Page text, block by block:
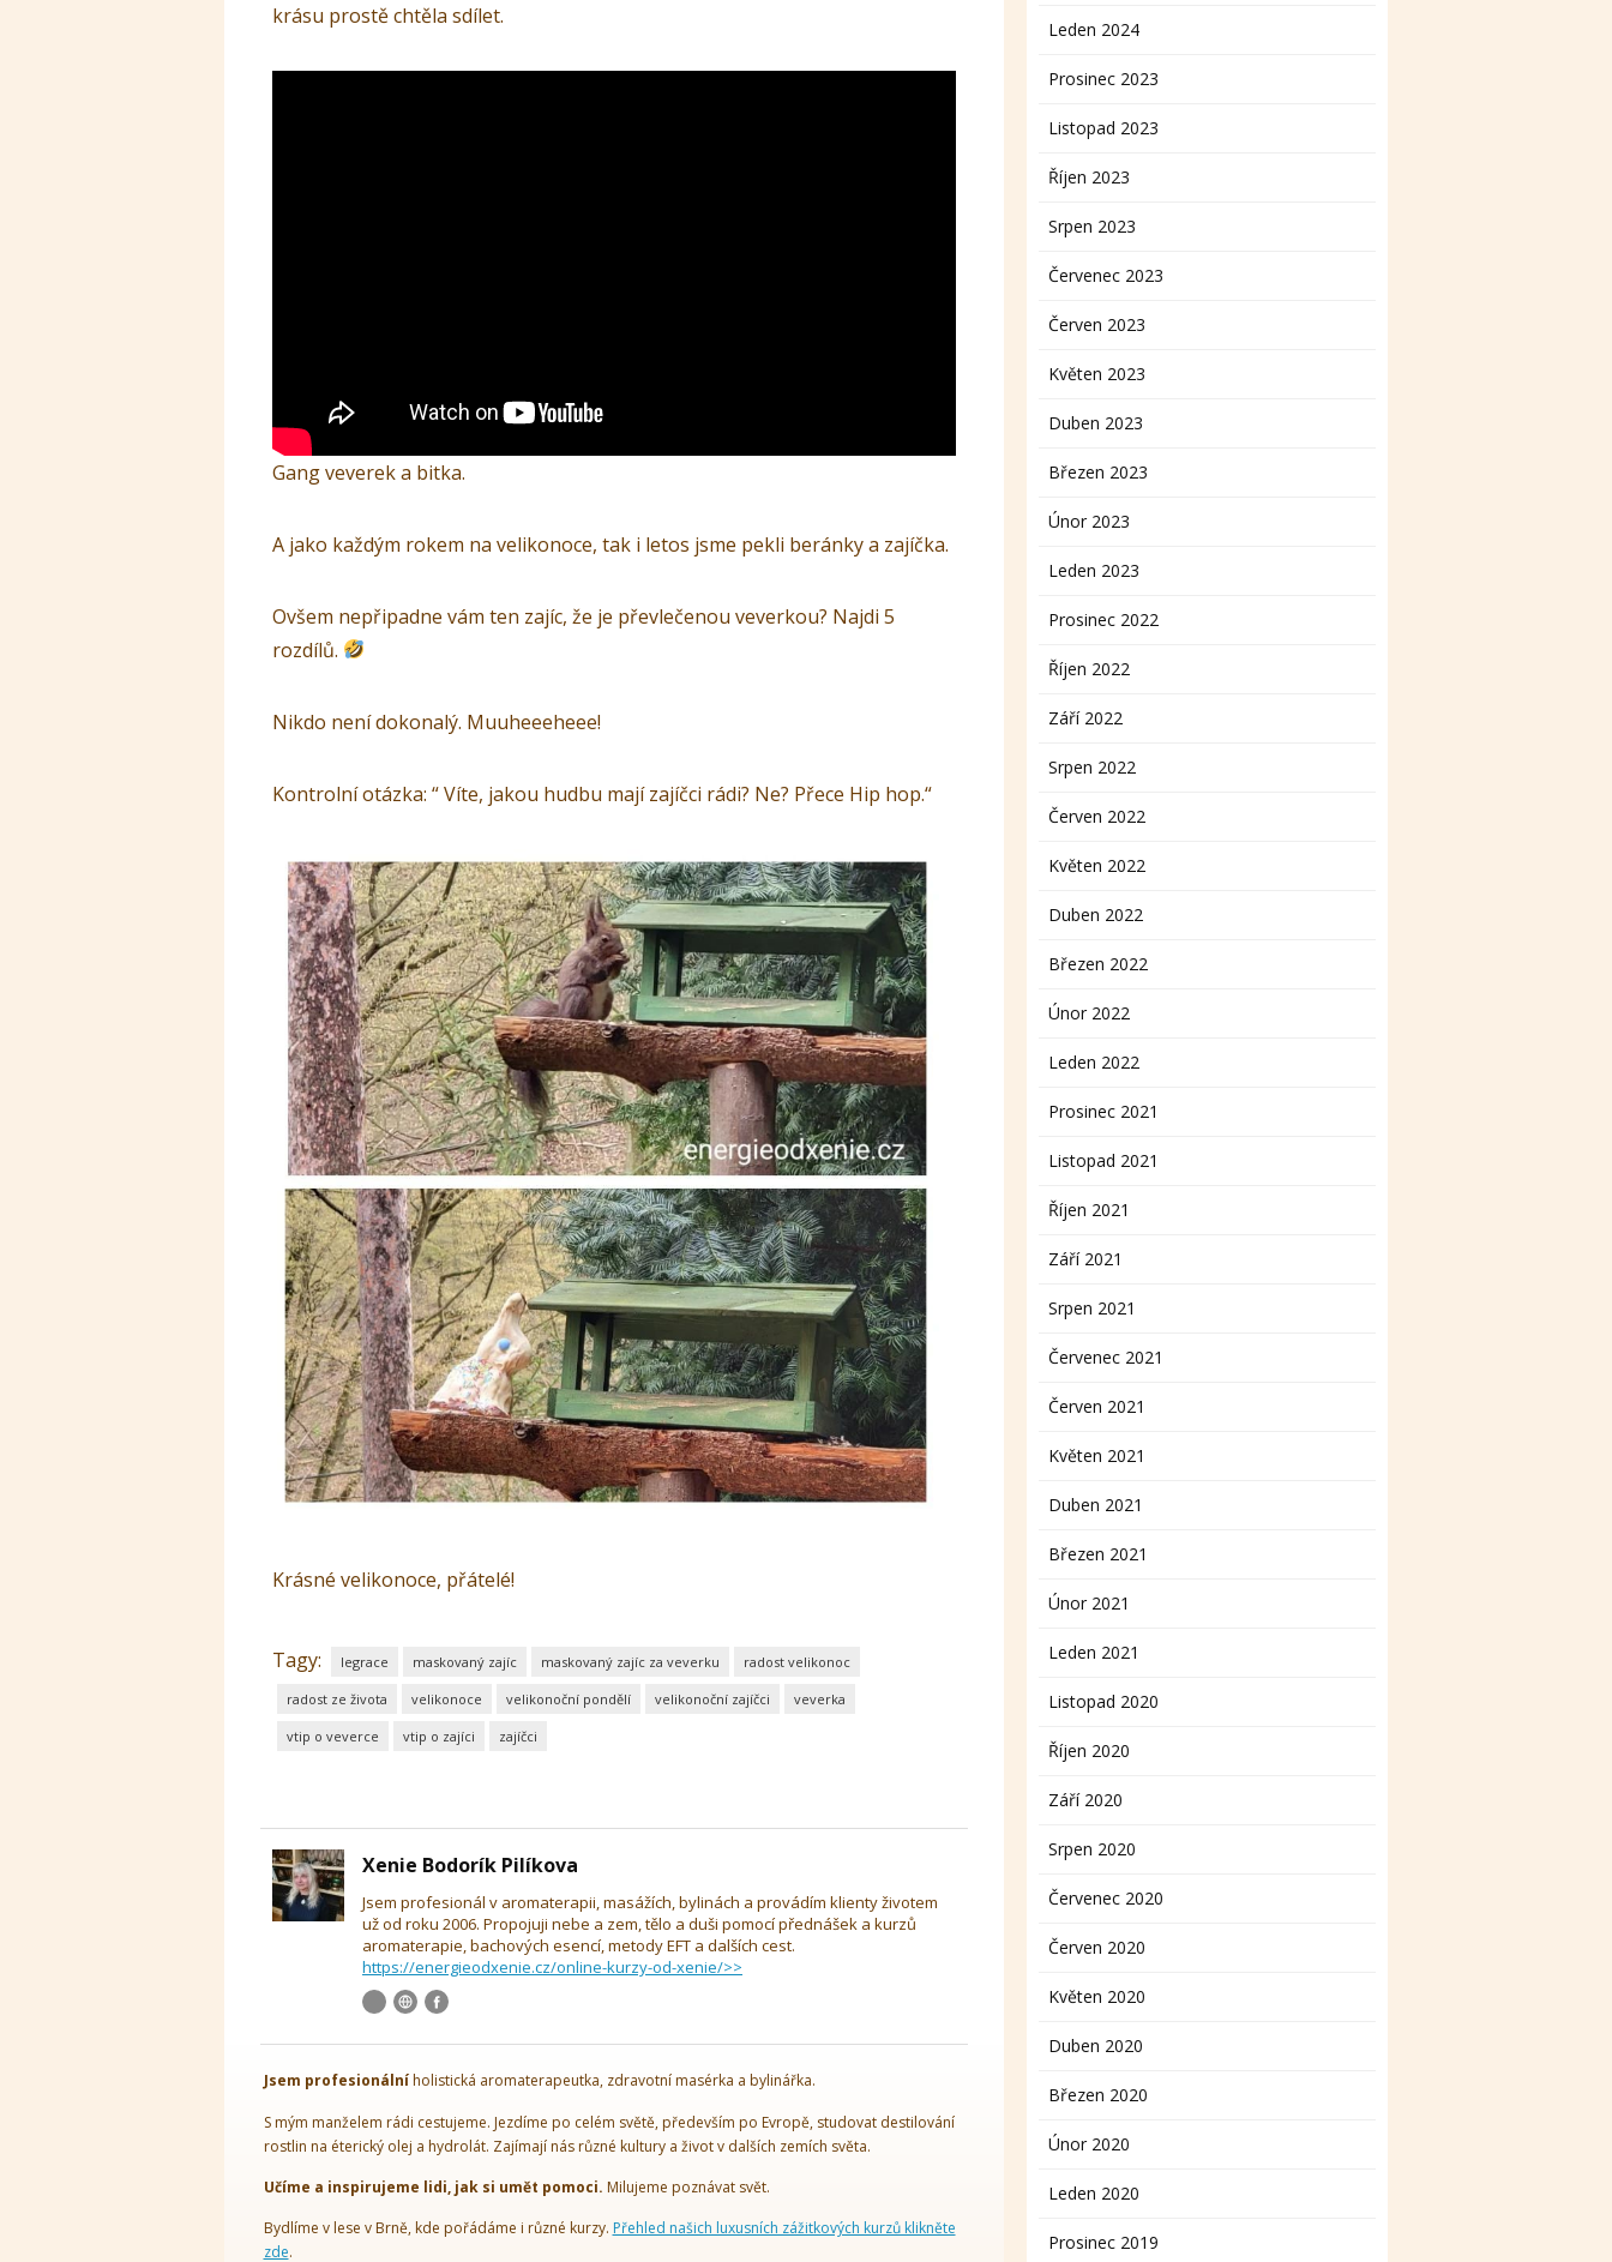
krásu prostě chtěla sdílet.
Gang veverek a bitka.
A jako každým rokem na velikonoce, tak i letos jsme pekli beránky a zajíčka.
Ovšem nepřipadne vám ten zajíc, že je převlečenou veverkou? Najdi 5
rozdílů.
Nikdo není dokonalý. Muuheeeheee!
Kontrolní otázka: “ Víte, jakou hudbu mají zajíčci rádi? Ne? Přece Hip hop.“
Krásné velikonoce, přátelé!
Tagy: legrace maskovaný zajíc maskovaný zajíc za veverku radost velikonoc
radost ze života velikonoce velikonoční pondělí velikonoční zajíčci veverka
vtip o veverce vtip o zajíci zajíčci
Xenie Bodorík Pilíkova
Jsem profesionál v aromaterapii, masážích, bylinách a provádím klienty životem
už od roku 2006. Propojuji nebe a zem, tělo a duši pomocí přednášek a kurzů
aromaterapie, bachových esencí, metody EFT a dalších cest.
https://energieodxenie.cz/online-kurzy-od-xenie/>>
Jsem profesionálníholistická aromaterapeutka, zdravotní masérka a bylinářka.
S mým manželem rádi cestujeme. Jezdíme po celém světě, především po Evropě, studovat destilování
rostlin na éterický olej a hydrolát. Zajímají nás různé kultury a život v dalších zemích světa.
Učíme a inspirujeme lidi, jak si umět pomoci. Milujeme poznávat svět.
Bydlíme v lese v Brně, kde pořádáme i různé kurzy. Přehled našich luxusních zážitkových kurzů klikněte
zde.
Leden 2024
Prosinec 2023
Listopad 2023
Říjen 2023
Srpen 2023
Červenec 2023
Červen 2023
Květen 2023
Duben 2023
Březen 2023
Únor 2023
Leden 2023
Prosinec 2022
Říjen 2022
Září 2022
Srpen 2022
Červen 2022
Květen 2022
Duben 2022
Březen 2022
Únor 2022
Leden 2022
Prosinec 2021
Listopad 2021
Říjen 2021
Září 2021
Srpen 2021
Červenec 2021
Červen 2021
Květen 2021
Duben 2021
Březen 2021
Únor 2021
Leden 2021
Listopad 2020
Říjen 2020
Září 2020
Srpen 2020
Červenec 2020
Červen 2020
Květen 2020
Duben 2020
Březen 2020
Únor 2020
Leden 2020
Prosinec 2019